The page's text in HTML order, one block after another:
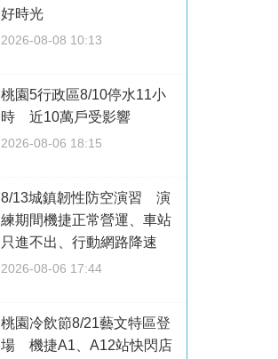
好時光
2026-08-08 10:13
桃園5行政區8/10停水11小
時 近10萬戶受影響
2026-08-06 18:15
8/13城鎮韌性防空演習 演
練期間機捷正常營運、車站
只進不出、行動網路降速
2026-08-06 17:44
桃園冷飲節8/21藝文特區登
場 機捷A1、A12站快閃店